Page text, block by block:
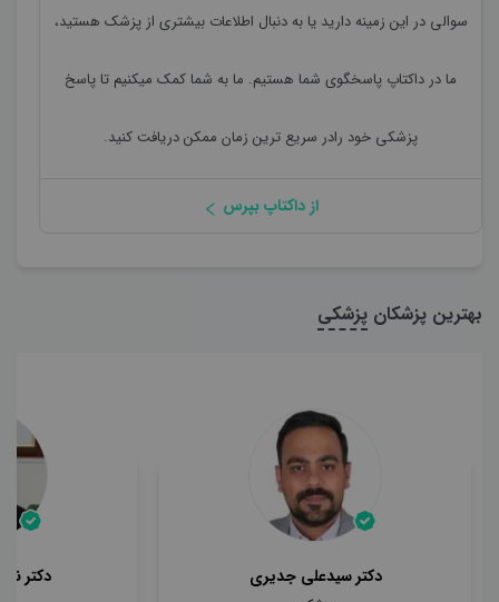
سوالی در این زمینه دارید یا به دنبال اطلاعات بیشتری از پزشک هستید،
ما در داکتاپ پاسخگوی شما هستیم. ما به شما کمک میکنیم تا پاسخ
پزشکی خود رادر سریع ترین زمان ممکن دریافت کنید.
از داکتاپ بپرس
بهترین پزشکان پزشکی
دکتر سیدعلی جدیری دکتر